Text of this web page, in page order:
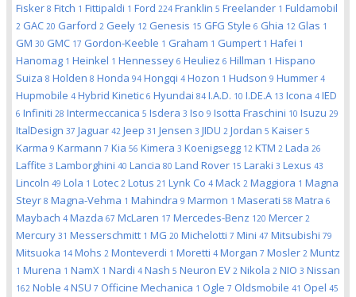
Fisker 8 Fitch 1 Fittipaldi 1 Ford 224 Franklin 5 Freelander 1 Fuldamobil
2 GAC 20 Garford 2 Geely 12 Genesis 15 GFG Style 6 Ghia 12 Glas 1
GM 30 GMC 17 Gordon-Keeble 1 Graham 1 Gumpert 1 Hafei 1
Hanomag 1 Heinkel 1 Hennessey 6 Heuliez 6 Hillman 1 Hispano
Suiza 8 Holden 8 Honda 94 Hongqi 4 Hozon 1 Hudson 9 Hummer 4
Hupmobile 4 Hybrid Kinetic 6 Hyundai 84 I.A.D. 10 I.DE.A 13 Icona 4 IED
6 Infiniti 28 Intermeccanica 5 Isdera 3 Iso 9 Isotta Fraschini 10 Isuzu 29
ItalDesign 37 Jaguar 42 Jeep 31 Jensen 3 JIDU 2 Jordan 5 Kaiser 5
Karma 9 Karmann 7 Kia 56 Kimera 3 Koenigsegg 12 KTM 2 Lada 26
Laffite 3 Lamborghini 40 Lancia 80 Land Rover 15 Laraki 3 Lexus 43
Lincoln 49 Lola 1 Lotec 2 Lotus 21 Lynk Co 4 Mack 2 Maggiora 1 Magna
Steyr 8 Magna-Vehma 1 Mahindra 9 Marmon 1 Maserati 58 Matra 6
Maybach 4 Mazda 67 McLaren 17 Mercedes-Benz 120 Mercer 2
Mercury 31 Messerschmitt 1 MG 20 Michelotti 7 Mini 47 Mitsubishi 79
Mitsuoka 14 Mohs 2 Monteverdi 1 Moretti 4 Morgan 7 Mosler 2 Muntz
1 Murena 1 NamX 1 Nardi 4 Nash 5 Neuron EV 2 Nikola 2 NIO 3 Nissan
162 Noble 4 NSU 7 Officine Mechanica 1 Ogle 7 Oldsmobile 41 Opel 45